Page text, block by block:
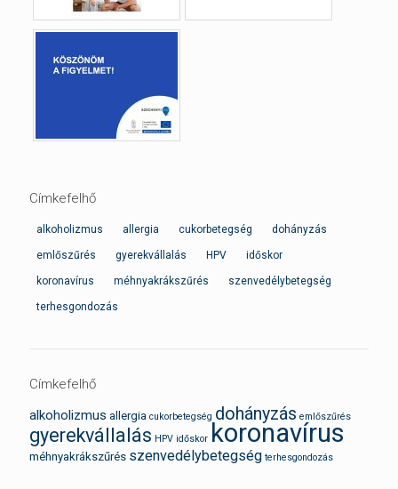
Címkefelhő
alkoholizmus allergia cukorbetegség dohányzás
emlőszűrés gyerekvállalás HPV időskor
koronavírus méhnyakrákszűrés szenvedélybetegség
terhesgondozás
Címkefelhő
alkoholizmus allergia cukorbetegség dohányzás emlőszűrés
gyerekvállalás HPV időskor koronavírus
méhnyakrákszűrés szenvedélybetegség terhesgondozás